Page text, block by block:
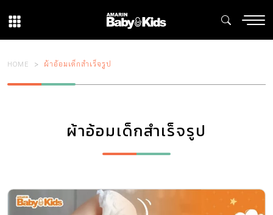
HOME ผ้าอ้อมเด็กสำเร็จรูป
ผ้าอ้อมเด็กสำเร็จรูป